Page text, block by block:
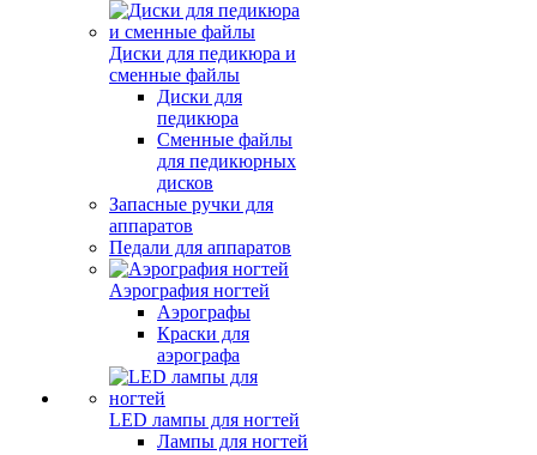
Диски для педикюра и
сменные файлы
Диски для
педикюра
Сменные файлы
для педикюрных
дисков
Запасные ручки для
аппаратов
Педали для аппаратов
Аэрография ногтей
Аэрографы
Краски для
аэрографа
LED лампы для ногтей
Лампы для ногтей